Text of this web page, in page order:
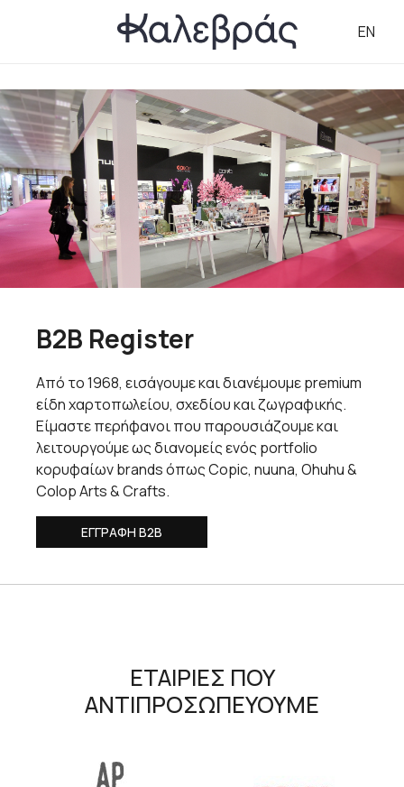
EN
B2B Register
Από το 1968, εισάγουμε και διανέμουμε premium
είδη χαρτοπωλείου, σχεδίου και ζωγραφικής.
Eίμαστε περήφανοι που παρουσιάζουμε και
λειτουργούμε ως διανομείς ενός portfolio
κορυφαίων brands όπως Copic, nuuna, Ohuhu &
Colop Arts & Crafts.
ΕΓΓΡΑΦΗ B2B
ΕΤΑΙΡΙΕΣ ΠΟΥ
ΑΝΤΙΠΡΟΣΩΠΕΥΟΥΜΕ